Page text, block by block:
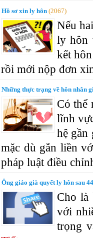
Hồ sơ xin ly hôn (2067)
Nếu
ly hôn
kết
rồi mới nộp đơn
Những thực trạng về hôn nhân
Có thể
lĩnh
hệ gần
mặc dù gắn liền
pháp luật điều
Ông giáo già quyết ly hôn sau
Cho là
với
trọng